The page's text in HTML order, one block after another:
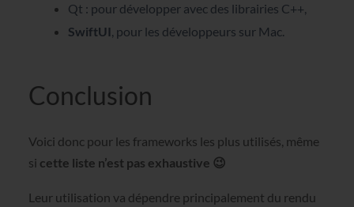
Qt : pour développer avec des librairies C++,
SwiftUI, pour les développeurs sur Mac.
Conclusion
Voici donc pour les frameworks les plus utilisés, même
si cette liste n’est pas exhaustive 😉
Leur utilisation va dépendre principalement du rendu